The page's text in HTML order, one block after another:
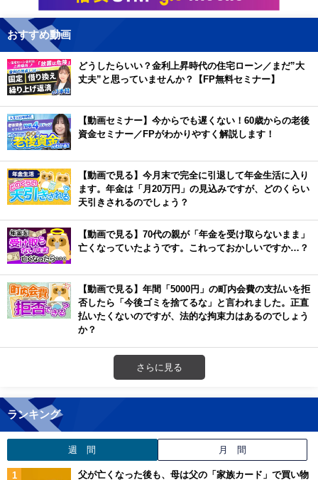
おすすめ動画
どうしたらいい？金利上昇時代の住宅ローン／まだ”大
丈夫”と思っていませんか？【FP無料セミナー】
【動画セミナー】今からでも遅くない！60歳からの老後
資金セミナー／FPがわかりやすく解説します！
【動画で見る】今月末で完全に引退して年金生活に入り
ます。年金は「月20万円」の見込みですが、どのくらい
天引きされるのでしょう？
【動画で見る】70代の親が「年金を受け取らないまま」
亡くなっていたようです。これっておかしいですか…？
【動画で見る】年間「5000円」の町内会費の支払いを拒
否したら「今後ゴミを捨てるな」と言われました。正直
払いたくないのですが、法的な拘束力はあるのでしょう
か？
さらに見る
ランキング
週 間 月 間
父が亡くなった後も、母は父の「家族カード」で買い物